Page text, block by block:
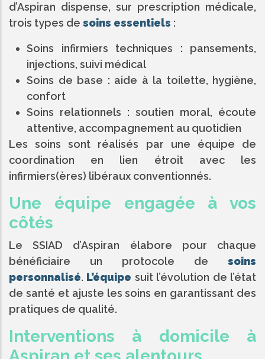
d’Aspiran dispense, sur prescription médicale,
trois types de soins essentiels :
Soins infirmiers techniques : pansements,
injections, suivi médical
Soins de base : aide à la toilette, hygiène,
confort
Soins relationnels : soutien moral, écoute
attentive, accompagnement au quotidien
Les soins sont réalisés par une équipe de
coordination en lien étroit avec les
infirmiers(ères) libéraux conventionnés.
Une équipe engagée à vos
côtés
Le SSIAD d’Aspiran élabore pour chaque
bénéficiaire un protocole de soins
personnalisé. L’équipe suit l’évolution de l’état
de santé et ajuste les soins en garantissant des
pratiques de qualité.
Interventions à domicile à